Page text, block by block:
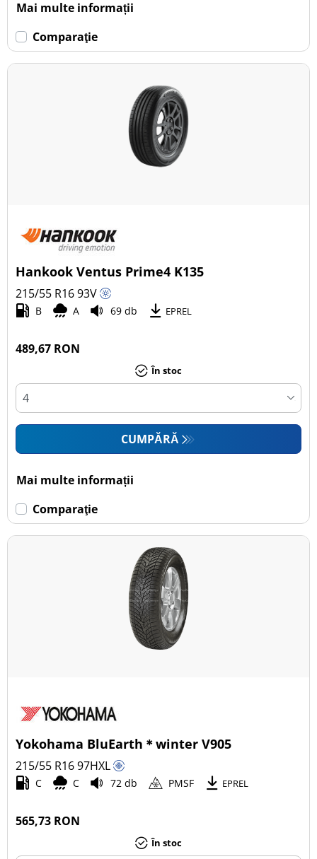
Mai multe informații
Comparaţie
Hankook Ventus Prime4 K135
215/55 R1693V
B A 69 db EPREL
489,67 RON
În stoc
CUMPĂRĂ
Mai multe informații
Comparaţie
Yokohama BluEarth＊winter V905
215/55 R1697HXL
C C 72 db PMSF EPREL
565,73 RON
În stoc